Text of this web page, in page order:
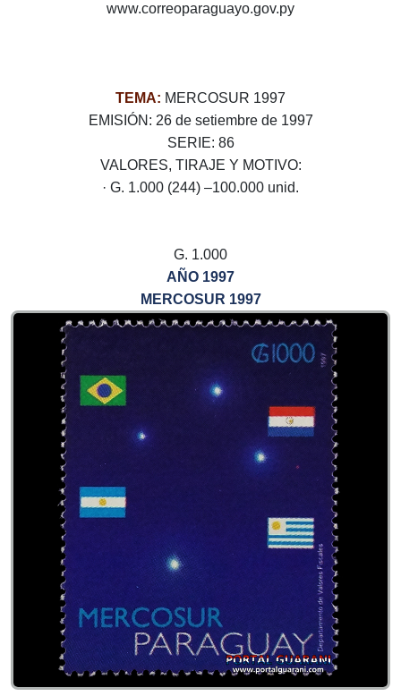
www.correoparaguayo.gov.py
TEMA: MERCOSUR 1997
EMISIÓN: 26 de setiembre de 1997
SERIE: 86
VALORES, TIRAJE Y MOTIVO:
· G. 1.000 (244) –100.000 unid.
G. 1.000
AÑO 1997
MERCOSUR 1997